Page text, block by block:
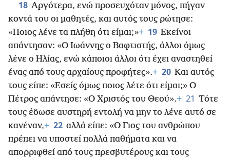
18 Αργότερα, ενώ προσευχόταν μόνος, πήγαν
κοντά του οι μαθητές, και αυτός τους ρώτησε:
«Ποιος λένε τα πλήθη ότι είμαι;»+ 19 Εκείνοι
απάντησαν: «Ο Ιωάννης ο Βαφτιστής, άλλοι όμως
λένε ο Ηλίας, ενώ κάποιοι άλλοι ότι έχει αναστηθεί
ένας από τους αρχαίους προφήτες».+ 20 Και αυτός
τους είπε: «Εσείς όμως ποιος λέτε ότι είμαι;» Ο
Πέτρος απάντησε: «Ο Χριστός του Θεού».+ 21 Τότε
τους έδωσε αυστηρή εντολή να μην το λένε αυτό σε
κανέναν,+ 22 αλλά είπε: «Ο Γιος του ανθρώπου
πρέπει να υποστεί πολλά παθήματα και να
απορριφθεί από τους πρεσβυτέρους και τους